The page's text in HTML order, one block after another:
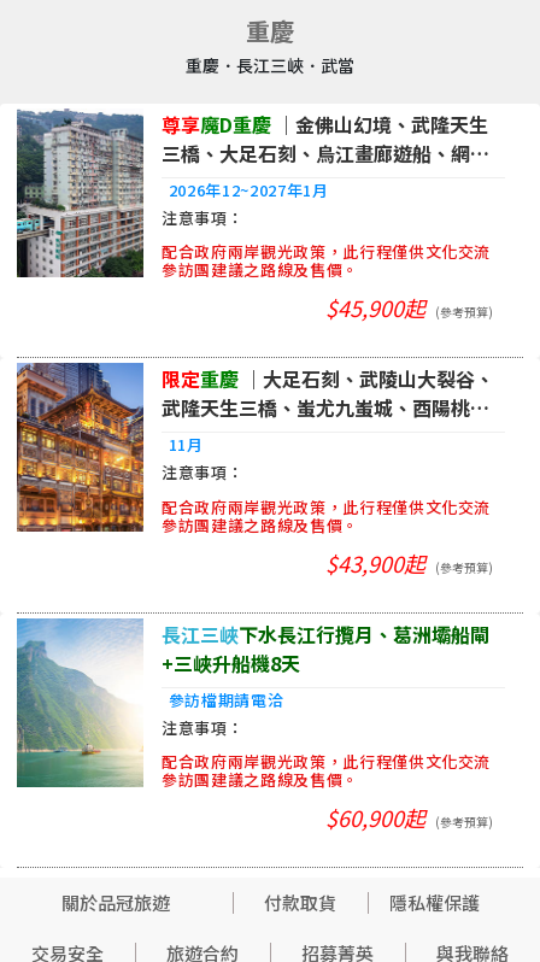
重慶
重慶．長江三峽．武當
尊享魔D重慶 ｜金佛山幻境、武隆天生
三橋、大足石刻、烏江畫廊遊船、網紅
重慶8日｜品冠
2026年12~2027年1月
配合政府兩岸觀光政策，此行程僅供文化交流
參訪團建議之路線及售價。
$45,900起 (參考預算)
限定重慶 ｜大足石刻、武陵山大裂谷、
武隆天生三橋、蚩尤九蚩城、酉陽桃花
源8日|品冠
11月
配合政府兩岸觀光政策，此行程僅供文化交流
參訪團建議之路線及售價。
$43,900起 (參考預算)
長江三峽下水長江行攬月、葛洲壩船閘
+三峽升船機8天
參訪檔期請電洽
配合政府兩岸觀光政策，此行程僅供文化交流
參訪團建議之路線及售價。
$60,900起 (參考預算)
關於品冠旅遊 付款取貨
隱私權保護
交易安全
旅遊合約 招募菁英 與我聯絡